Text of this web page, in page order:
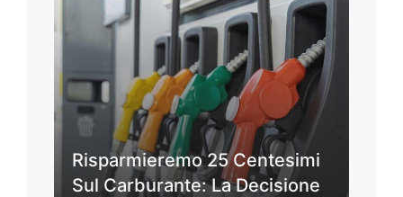
Risparmieremo 25 Centesimi
Sul Carburante: La Decisione